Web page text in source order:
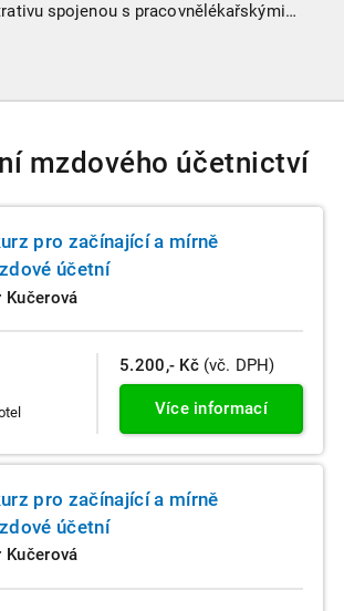
spojenou s pracovnělékařskými
jsme tři zásadní změny, které ovlivní
a stručný přehled ostatních novinek.
mzdového účetnictví
pro začínající a mírně
účetní
Kučerová
5.200,- Kč (vč. DPH)
Více informací
pro začínající a mírně
účetní
Kučerová